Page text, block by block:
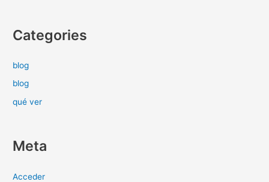
Categories
blog
blog
qué ver
Meta
Acceder